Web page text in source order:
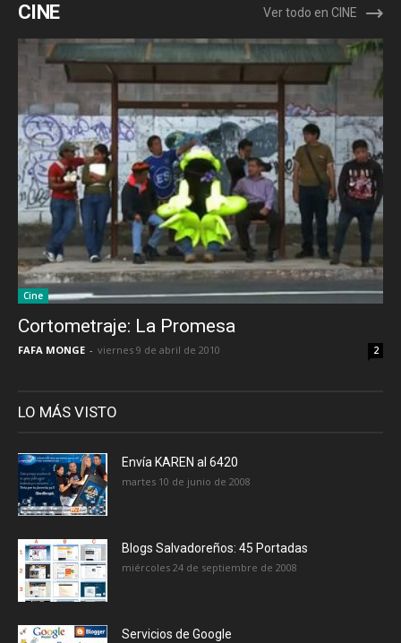
CINE Ver todo en CINE
Cine
Cortometraje: La Promesa
FAFA MONGE - viernes 9 de abril de 2010 2
LO MÁS VISTO
Envía KAREN al 6420
martes 10 de junio de 2008
Blogs Salvadoreños: 45 Portadas
miércoles 24 de septiembre de 2008
Servicios de Google